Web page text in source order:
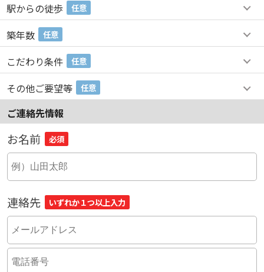
駅からの徒歩 任意
築年数 任意
こだわり条件 任意
その他ご要望等 任意
ご連絡先情報
お名前 必須
連絡先 いずれか１つ以上入力